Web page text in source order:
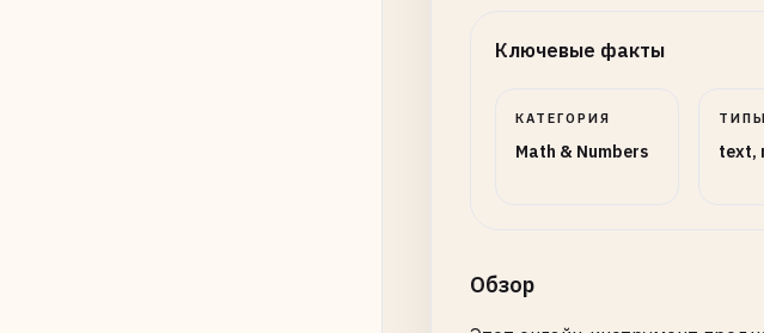
Ключевые факты
КАТЕГОРИЯ
Math & Numbers text,
Обзор